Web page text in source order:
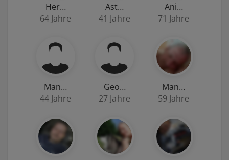
Her…
64 Jahre
Ast…
41 Jahre
Ani…
71 Jahre
Man…
44 Jahre
Geo…
27 Jahre
Man…
59 Jahre